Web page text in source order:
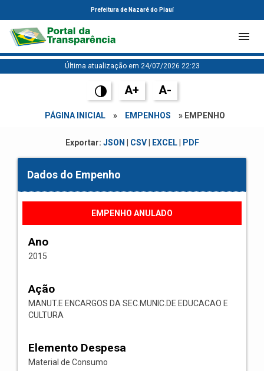
Prefeitura de Nazaré do Piauí
Última atualização em 24/07/2026 22:23
A+ A-
PÁGINA INICIAL » EMPENHOS » EMPENHO
Exportar: JSON CSV| EXCEL| PDF
Dados do Empenho
EMPENHO ANULADO
Ano
2015
Ação
MANUT.E ENCARGOS DA SEC.MUNIC.DE EDUCACAO E
CULTURA
Elemento Despesa
Material de Consumo